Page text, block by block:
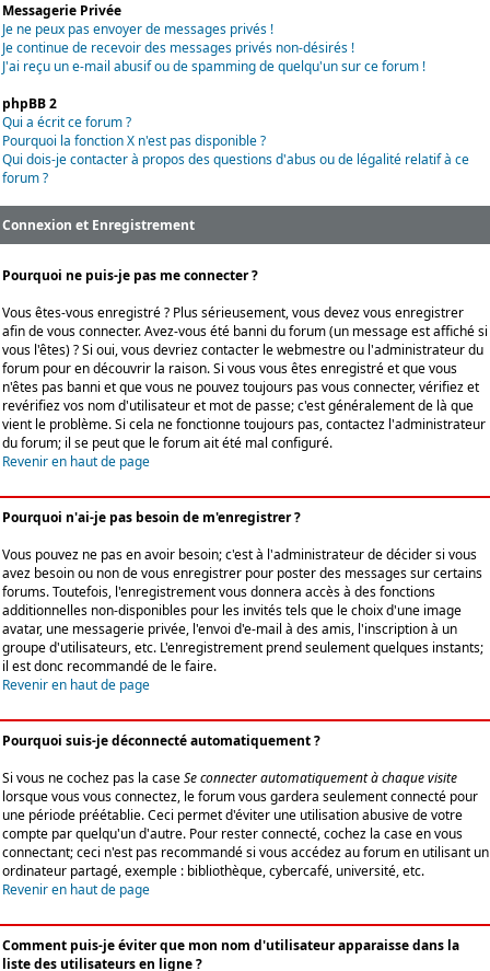
Messagerie Privée
Je ne peux pas envoyer de messages privés !
Je continue de recevoir des messages privés non-désirés !
J'ai reçu un e-mail abusif ou de spamming de quelqu'un sur ce forum !
phpBB 2
Qui a écrit ce forum ?
Pourquoi la fonction X n'est pas disponible ?
Qui dois-je contacter à propos des questions d'abus ou de légalité relatif à ce
forum ?
Connexion et Enregistrement
Pourquoi ne puis-je pas me connecter ?
Vous êtes-vous enregistré ? Plus sérieusement, vous devez vous enregistrer
afin de vous connecter. Avez-vous été banni du forum (un message est affiché si
vous l'êtes) ? Si oui, vous devriez contacter le webmestre ou l'administrateur du
forum pour en découvrir la raison. Si vous vous êtes enregistré et que vous
n'êtes pas banni et que vous ne pouvez toujours pas vous connecter, vérifiez et
revérifiez vos nom d'utilisateur et mot de passe; c'est généralement de là que
vient le problème. Si cela ne fonctionne toujours pas, contactez l'administrateur
du forum; il se peut que le forum ait été mal configuré.
Revenir en haut de page
Pourquoi n'ai-je pas besoin de m'enregistrer ?
Vous pouvez ne pas en avoir besoin; c'est à l'administrateur de décider si vous
avez besoin ou non de vous enregistrer pour poster des messages sur certains
forums. Toutefois, l'enregistrement vous donnera accès à des fonctions
additionnelles non-disponibles pour les invités tels que le choix d'une image
avatar, une messagerie privée, l'envoi d'e-mail à des amis, l'inscription à un
groupe d'utilisateurs, etc. L'enregistrement prend seulement quelques instants;
il est donc recommandé de le faire.
Revenir en haut de page
Pourquoi suis-je déconnecté automatiquement ?
Si vous ne cochez pas la caseSe connecter automatiquement à chaque visite
lorsque vous vous connectez, le forum vous gardera seulement connecté pour
une période préétablie. Ceci permet d'éviter une utilisation abusive de votre
compte par quelqu'un d'autre. Pour rester connecté, cochez la case en vous
connectant; ceci n'est pas recommandé si vous accédez au forum en utilisant un
ordinateur partagé, exemple : bibliothèque, cybercafé, université, etc.
Revenir en haut de page
Comment puis-je éviter que mon nom d'utilisateur apparaisse dans la
liste des utilisateurs en ligne ?